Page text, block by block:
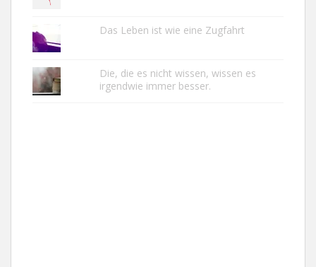
Das Leben ist wie eine Zugfahrt
Die, die es nicht wissen, wissen es
irgendwie immer besser.